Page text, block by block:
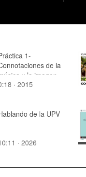
1-
de la
y la imagen
· 2015
de la UPV
· 2026